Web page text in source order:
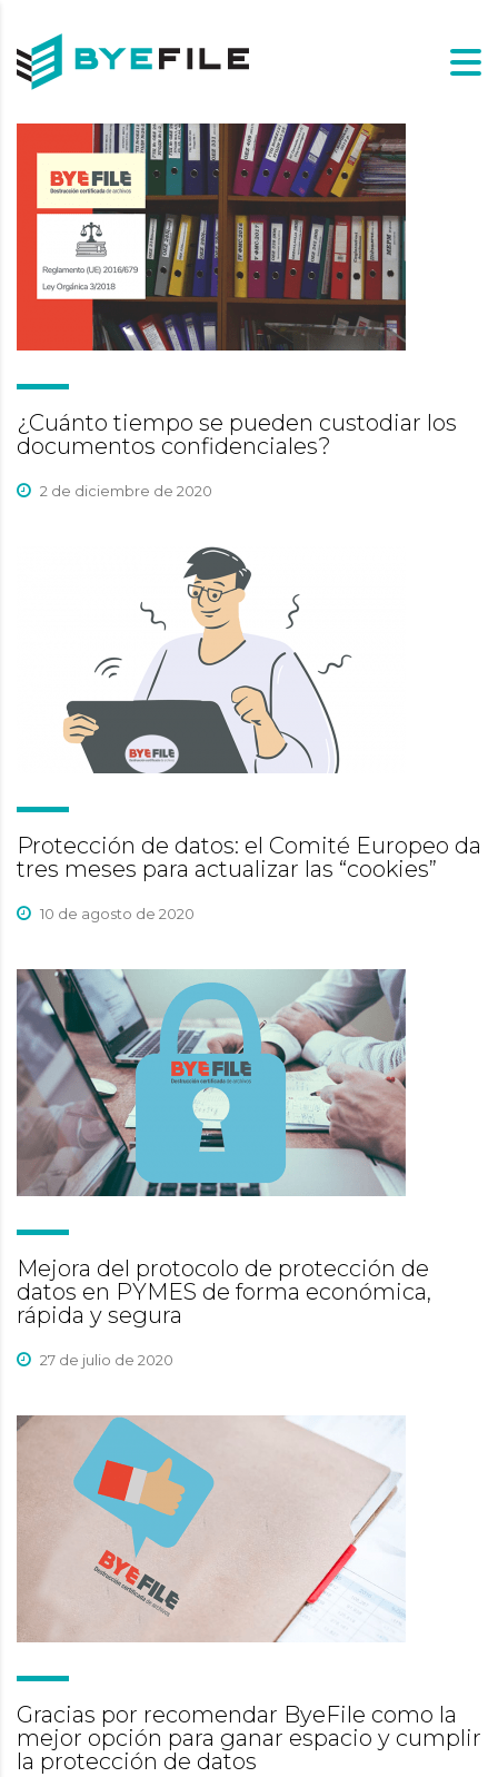
¿Cuánto tiempo se pueden custodiar los
documentos confidenciales?
2 de diciembre de 2020
Protección de datos: el Comité Europeo da
tres meses para actualizar las “cookies”
10 de agosto de 2020
Mejora del protocolo de protección de
datos en PYMES de forma económica,
rápida y segura
27 de julio de 2020
Gracias por recomendar ByeFile como la
mejor opción para ganar espacio y cumplir
la protección de datos